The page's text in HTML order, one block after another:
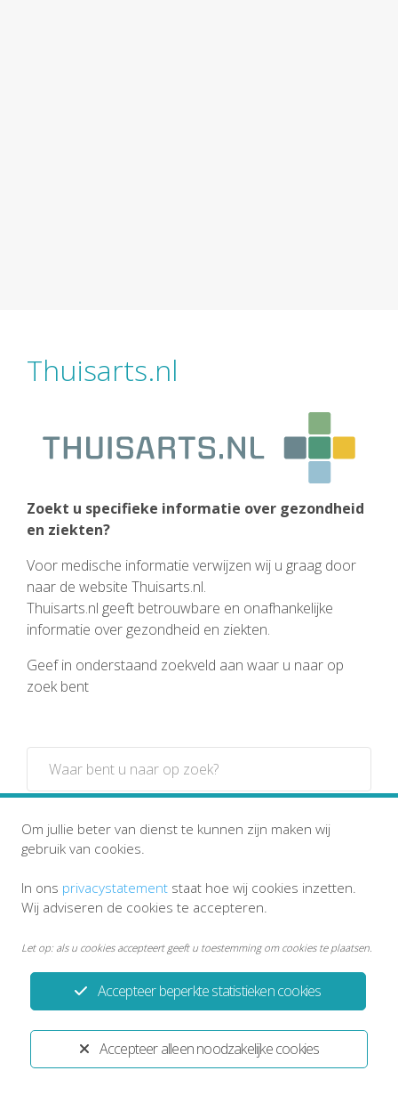
Thuisarts.nl
Zoekt u specifieke informatie over gezondheid
en ziekten?
Voor medische informatie verwijzen wij u graag door
naar de website Thuisarts.nl.
Thuisarts.nl geeft betrouwbare en onafhankelijke
informatie over gezondheid en ziekten.
Geef in onderstaand zoekveld aan waar u naar op
zoek bent
Zoeken
Inloggen in uw medisch
dossier?
Accepteer alleen noodzakelijke cookies
Accepteer beperkte statistieken cookies
Om jullie beter van dienst te kunnen zijn maken wij
gebruik van cookies.
In ons privacystatement staat hoe wij cookies inzetten.
Wij adviseren de cookies te accepteren.
Let op: als u cookies accepteert geeft u toestemming om cookies te plaatsen.